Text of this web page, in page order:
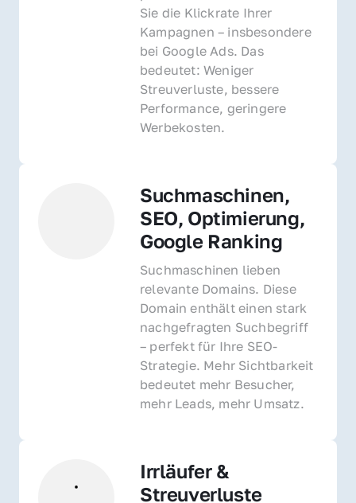
Sie die Klickrate Ihrer
Kampagnen – insbesondere
bei Google Ads. Das
bedeutet: Weniger
Streuverluste, bessere
Performance, geringere
Werbekosten.
Suchmaschinen,
SEO, Optimierung,
Google Ranking
Suchmaschinen lieben
relevante Domains. Diese
Domain enthält einen stark
nachgefragten Suchbegriff
– perfekt für Ihre SEO-
Strategie. Mehr Sichtbarkeit
bedeutet mehr Besucher,
mehr Leads, mehr Umsatz.
Irrläufer &
Streuverluste